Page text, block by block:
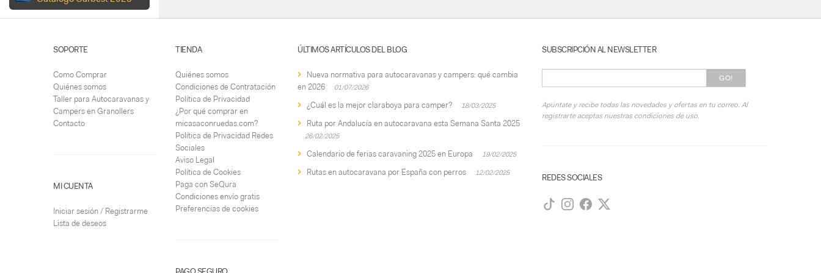
SOPORTE
Como Comprar
Quiénes somos
Taller para Autocaravanas y
Campers en Granollers
Contacto
MI CUENTA
Iniciar sesión / Registrarme
Lista de deseos
TIENDA
Quiénes somos
Condiciones de Contratación
Política de Privacidad
¿Por qué comprar en
micasaconruedas.com?
Política de Privacidad Redes
Sociales
Aviso Legal
Política de Cookies
Paga con SeQura
Condiciones envío gratis
Preferencias de cookies
ÚLTIMOS ARTÍCULOS DEL BLOG
Nueva normativa para autocaravanas y campers: qué cambia
en 2026
01/07/2026
¿Cuál es la mejor claraboya para camper? 18/03/2025
Ruta por Andalucía en autocaravana esta Semana Santa 2025
26/02/2025
Calendario de ferias caravaning 2025 en Europa 19/02/2025
Rutas en autocaravana por España con perros 12/02/2025
SUBSCRIPCIÓN AL NEWSLETTER
GO!
Apúntate y recibe todas las novedades y ofertas en tu correo. Al
registrarte aceptas nuestras condiciones de uso.
REDES SOCIALES